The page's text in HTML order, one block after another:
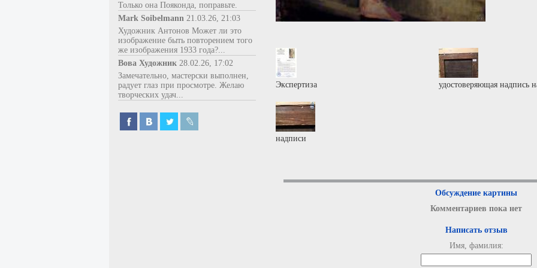
Только она Пояконда, поправьте.
Mark Soibelmann 21.03.26, 21:03
Художник Антонов Может ли это
изображение быть повторением того
же изображения 1933 года?...
Вова Художник 28.02.26, 17:02
Замечательно, мастерски выполнен,
радует глаз при просмотре. Желаю
творческих удач...
Экспертиза удостоверяющая надпись
надписи
Обсуждение картины
Комментариев пока нет
Написать отзыв
Имя, фамилия: